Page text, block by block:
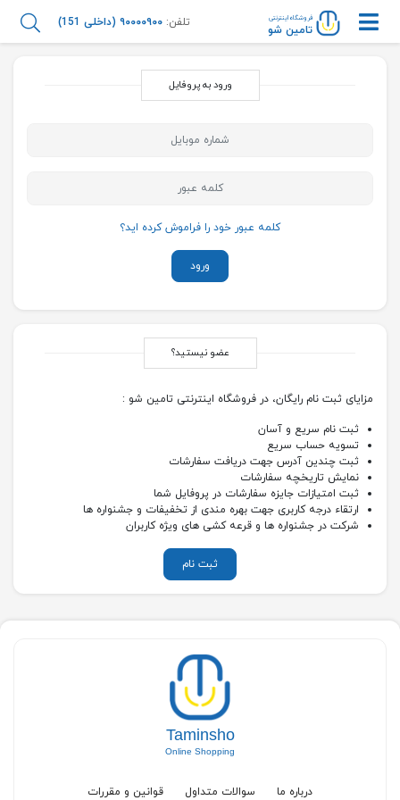
فروشگاه اینترنتی
تامین شو
تلفن: ۹۰۰۰۰۹۰۰ (داخلی 151)
ورود به پروفایل
کلمه عبور خود را فراموش کرده اید؟
ورود
عضو نیستید؟
مزایای ثبت نام رایگان، در فروشگاه اینترنتی تامین شو :
ثبت نام سریع و آسان
تسویه حساب سریع
ثبت چندین آدرس جهت دریافت سفارشات
نمایش تاریخچه سفارشات
ثبت امتیازات جایزه سفارشات در پروفایل شما
ارتقاء درجه کاربری جهت بهره مندی از تخفیفات و جشنواره ها
شرکت در جشنواره ها و قرعه کشی های ویژه کاربران
ثبت نام
Taminsho
Online Shopping
درباره ما سوالات متداول قوانین و مقررات